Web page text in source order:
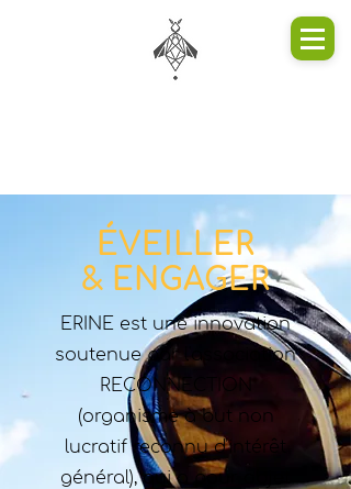
ÉVEILLER
& ENGAGER
ERINE est une innovation
soutenue par l'association
RECONNECTION
(organisme à but non
lucratif reconnu d'intérêt
général), qui a pour objet